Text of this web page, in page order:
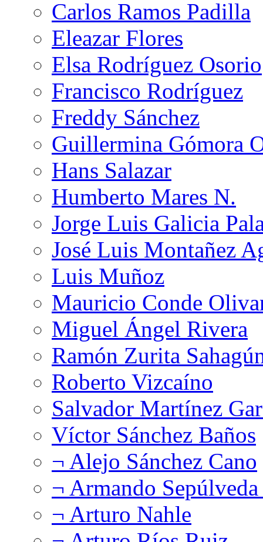
Carlos Ramos Padilla
Eleazar Flores
Elsa Rodríguez Osorio
Francisco Rodríguez
Freddy Sánchez
Guillermina Gómora
Hans Salazar
Humberto Mares N.
Jorge Luis Galicia
José Luis Montañez
Luis Muñoz
Mauricio Conde
Miguel Ángel Rivera
Ramón Zurita
Roberto Vizcaíno
Salvador Martínez
Víctor Sánchez Baños
¬ Alejo Sánchez Cano
¬ Armando
¬ Arturo Nahle